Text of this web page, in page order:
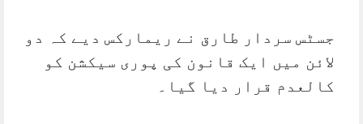
جسٹس سردار طارق نے ریمارکس دیے کہ دو
لائن میں ایک قانون کی پوری سیکشن کو
کالعدم قرار دیا گیا۔